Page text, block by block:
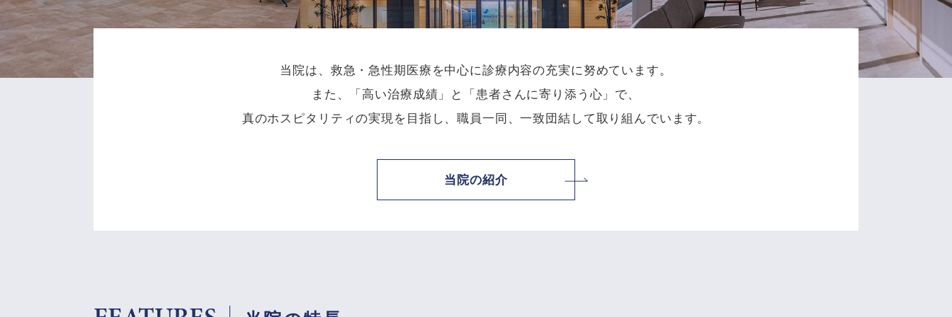
当院は、救急・急性期医療を中心に診療内容の充実に努めています。
また、「高い治療成績」と「患者さんに寄り添う心」で、
真のホスピタリティの実現を目指し、職員一同、一致団結して取り組んでいます。
当院の紹介